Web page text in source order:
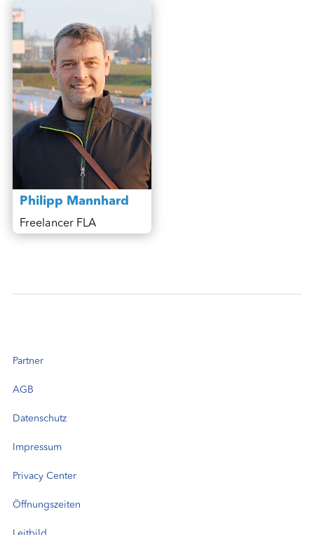
Philipp Mannhard
Freelancer FLA
Partner
AGB
Datenschutz
Impressum
Privacy Center
Öffnungszeiten